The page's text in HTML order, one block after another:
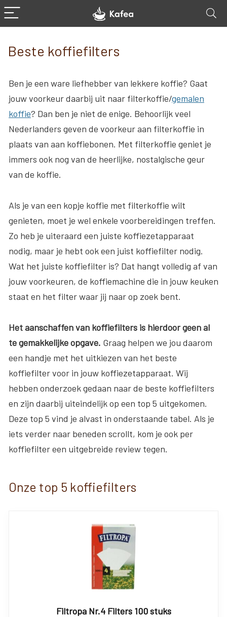
Beste koffiefilters
Ben je een ware liefhebber van lekkere koffie? Gaat
jouw voorkeur daarbij uit naar filterkoffie/gemalen
koffie? Dan ben je niet de enige. Behoorlijk veel
Nederlanders geven de voorkeur aan filterkoffie in
plaats van aan koffiebonen. Met filterkoffie geniet je
immers ook nog van de heerlijke, nostalgische geur
van de koffie.
Als je van een kopje koffie met filterkoffie wilt
genieten, moet je wel enkele voorbereidingen treffen.
Zo heb je uiteraard een juiste koffiezetapparaat
nodig, maar je hebt ook een juist koffiefilter nodig.
Wat het juiste koffiefilter is? Dat hangt volledig af van
jouw voorkeuren, de koffiemachine die in jouw keuken
staat en het filter waar jij naar op zoek bent.
Het aanschaffen van koffiefilters is hierdoor geen al
te gemakkelijke opgave. Graag helpen we jou daarom
een handje met het uitkiezen van het beste
koffiefilter voor in jouw koffiezetapparaat. Wij
hebben onderzoek gedaan naar de beste koffiefilters
en zijn daarbij uiteindelijk op een top 5 uitgekomen.
Deze top 5 vind je alvast in onderstaande tabel. Als je
iets verder naar beneden scrollt, kom je ook per
koffiefilter een uitgebreide review tegen.
Onze top 5 koffiefilters
Filtropa Nr.4 Filters 100 stuks